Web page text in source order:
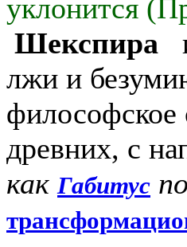
уклонится
Шекспира
лжи и
древних, с
как Габитус